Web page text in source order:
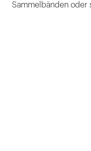
Sammelbänden oder